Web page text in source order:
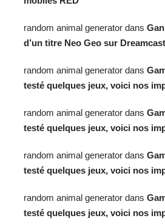
random animal generator dans
d’un titre Neo Geo sur
random animal generator dans
testé quelques jeux, voici nos
random animal generator dans
testé quelques jeux, voici nos
random animal generator dans
testé quelques jeux, voici nos
random animal generator dans
testé quelques jeux, voici nos